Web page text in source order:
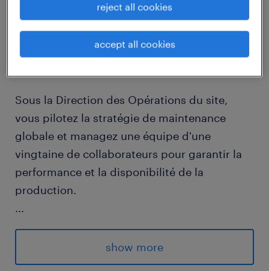
job details
descriptif du poste
Sous la Direction des Opérations du site,
vous pilotez la stratégie de maintenance
globale et managez une équipe d'une
vingtaine de collaborateurs pour garantir la
performance et la disponibilité de la
production.
...
Dans un service sain et déjà bien structuré,
vous passerez d'un rôle initial très terrain à
une posture plus stratégique axée sur les
show more
reject all cookies
accept all cookies